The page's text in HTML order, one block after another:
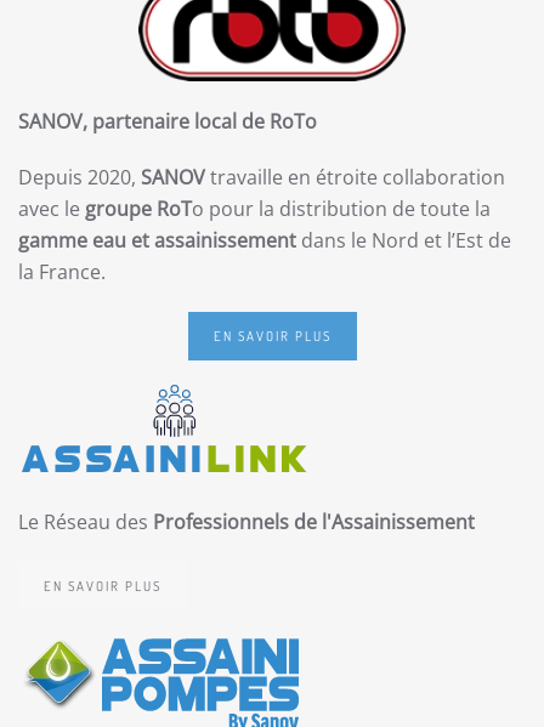
SANOV, partenaire local de RoTo
Depuis 2020, SANOVtravaille en étroite collaboration
avec le groupe RoTo pour la distribution de toute la
gamme eau et assainissement dans le Nord et l’Est de
la France.
EN SAVOIR PLUS
Le Réseau des Professionnels de l'Assainissement
EN SAVOIR PLUS